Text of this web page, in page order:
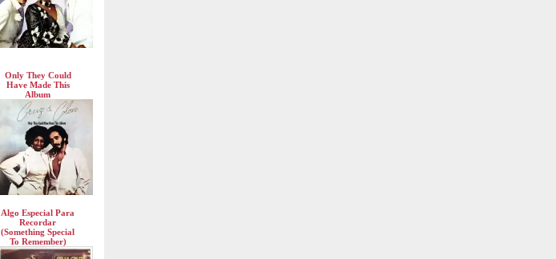
Only They Could
Have Made This
Album
Algo Especial Para
Recordar
(Something Special
To Remember)